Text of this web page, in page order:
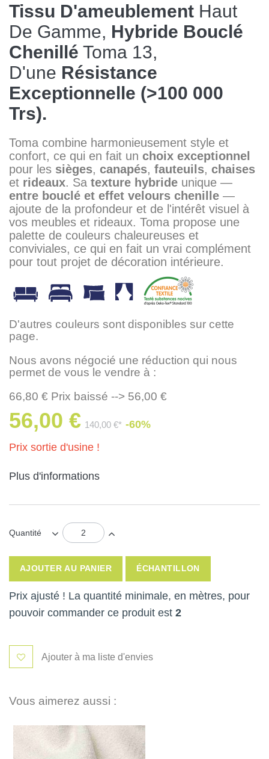
Tissu D'ameublement Haut
De Gamme, Hybride Bouclé
Chenillé Toma 13,
D'une Résistance
Exceptionnelle (>100 000
Trs).
Toma combine harmonieusement style et
confort, ce qui en fait un choix exceptionnel
pour les sièges, canapés, fauteuils, chaises
et rideaux. Sa texture hybride unique —
entre bouclé et effet velours chenille —
ajoute de la profondeur et de l'intérêt visuel à
vos meubles et rideaux. Toma propose une
palette de couleurs chaleureuses et
conviviales, ce qui en fait un vrai complément
pour tout projet de décoration intérieure.
D'autres couleurs sont disponibles sur cette
page.
Nous avons négocié une réduction qui nous
permet de vous le vendre à :
66,80 € Prix baissé --> 56,00 €
56,00 € 140,00 €* -60%
Prix sortie d'usine !
Plus d'informations
Quantité
AJOUTER AU PANIER ÉCHANTILLON
Prix ajusté ! La quantité minimale, en mètres, pour
pouvoir commander ce produit est 2
Ajouter à ma liste d'envies
Vous aimerez aussi :